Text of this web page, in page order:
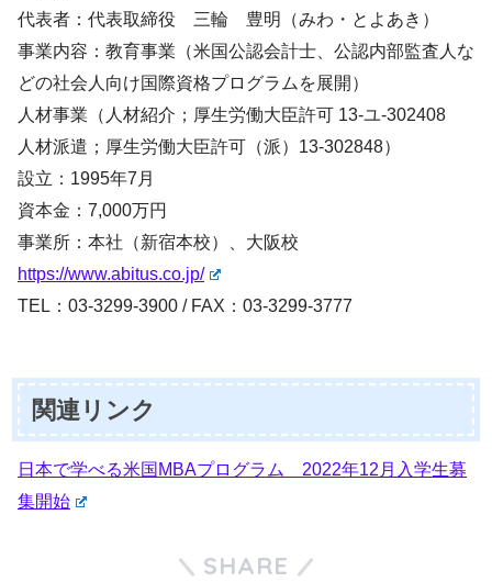
代表者：代表取締役 三輪 豊明（みわ・とよあき）
事業内容：教育事業（米国公認会計士、公認内部監査人な
どの社会人向け国際資格プログラムを展開）
人材事業（人材紹介；厚生労働大臣許可 13-ユ-302408
人材派遣；厚生労働大臣許可（派）13-302848）
設立：1995年7月
資本金：7,000万円
事業所：本社（新宿本校）、大阪校
https://www.abitus.co.jp/
TEL：03-3299-3900 / FAX：03-3299-3777
関連リンク
日本で学べる米国MBAプログラム 2022年12月入学生募
集開始
SHARE